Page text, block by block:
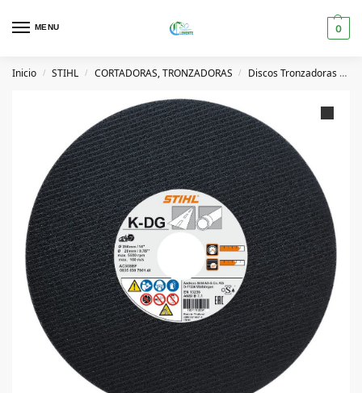
MENU 0
Inicio / STIHL / CORTADORAS, TRONZADORAS / Discos Tronzadoras Y Accesorios